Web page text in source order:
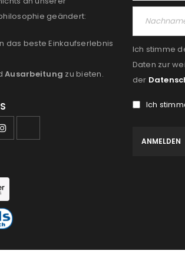
geändert:
das beste Einkaufserlebnis
Ausarbeitung zu bieten.
Ich stimme
Daten zur
der
Ich